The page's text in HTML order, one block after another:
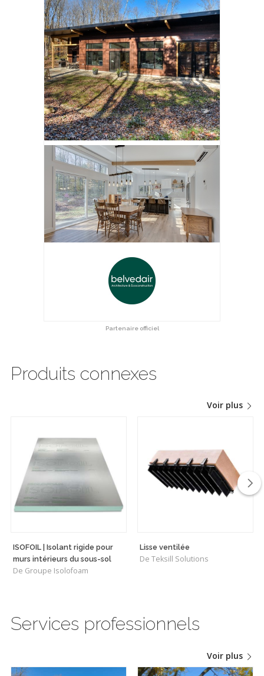
Partenaire officiel
Produits connexes
Voir plus
ISOFOIL | Isolant rigide pour
murs intérieurs du sous-sol
De Groupe Isolofoam
Lisse ventilée
De Teksill Solutions
Services professionnels
Voir plus